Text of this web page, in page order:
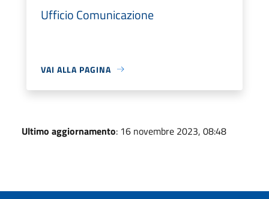
Ufficio Comunicazione
VAI ALLA PAGINA
Ultimo aggiornamento: 16 novembre 2023, 08:48